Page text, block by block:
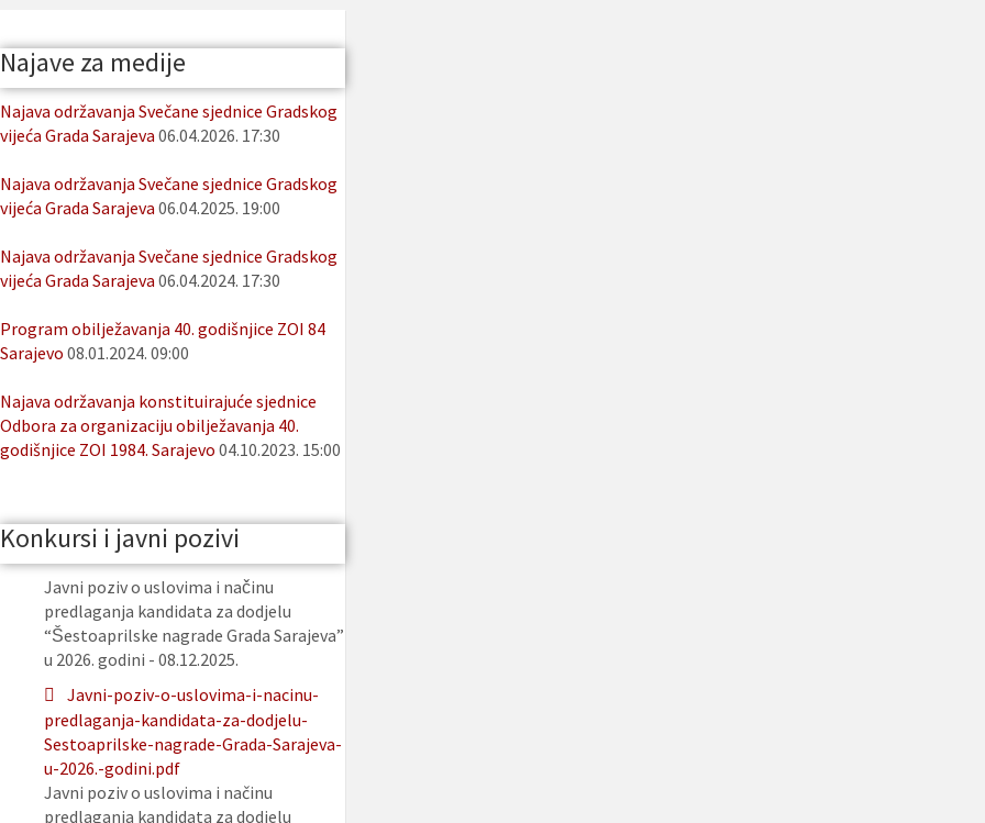
Najave za medije
Najava održavanja Svečane sjednice Gradskog
vijeća Grada Sarajeva 06.04.2026. 17:30
Najava održavanja Svečane sjednice Gradskog
vijeća Grada Sarajeva 06.04.2025. 19:00
Najava održavanja Svečane sjednice Gradskog
vijeća Grada Sarajeva 06.04.2024. 17:30
Program obilježavanja 40. godišnjice ZOI 84
Sarajevo 08.01.2024. 09:00
Najava održavanja konstituirajuće sjednice
Odbora za organizaciju obilježavanja 40.
godišnjice ZOI 1984. Sarajevo 04.10.2023. 15:00
Konkursi i javni pozivi
Javni poziv o uslovima i načinu
predlaganja kandidata za dodjelu
“Šestoaprilske nagrade Grada Sarajeva”
u 2026. godini - 08.12.2025.
Javni-poziv-o-uslovima-i-nacinu-
predlaganja-kandidata-za-dodjelu-
Sestoaprilske-nagrade-Grada-Sarajeva-
u-2026.-godini.pdf
Javni poziv o uslovima i načinu
predlaganja kandidata za dodjelu